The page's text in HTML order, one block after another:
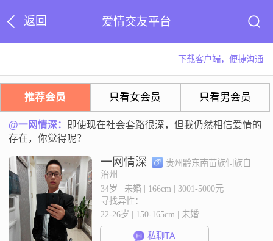
返回 爱情交友平台
下载客户端，便捷沟通
推荐会员 只看女会员 只看男会员
@一网情深： 即使现在社会套路很深，但我仍然相信爱情的
存在，你觉得呢？
一网情深
贵州黔东南苗族侗族自
治州
34岁 | 未婚 | 166cm | 3001-5000元
寻找异性：
22-26岁 | 150-165cm | 未婚
私聊TA